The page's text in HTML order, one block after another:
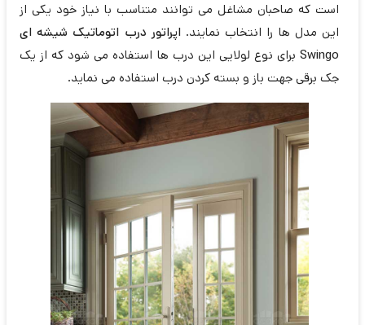
است که صاحبان مشاغل می توانند متناسب با نیاز خود یکی از
این مدل ها را انتخاب نمایند.اپراتور درب اتوماتیک شیشه ای
Swingo برای نوع لولایی این درب ها استفاده می شود که از یک
جک برقی جهت باز و بسته کردن درب استفاده می نماید.